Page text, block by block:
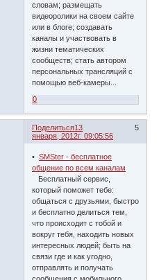
словам; размещать
видеоролики на своем сайте
или в блоге; создавать
каналы и участвовать в
жизни тематических
сообществ; стать автором
персональных трансляций с
помощью веб-камеры...
0
Поделиться 5
13
января, 2012г. 09:05:56
•SMSter - бесплатное
общение по всем каналам
Бесплатный сервис,
который поможет тебе:
общаться с друзьями, быстро
и бесплатно делиться тем,
что происходит с тобой и
вокруг тебя, находить новых
интересных людей; быть на
связи где и как угодно,
отправлять и получать
сообщения с мобильного